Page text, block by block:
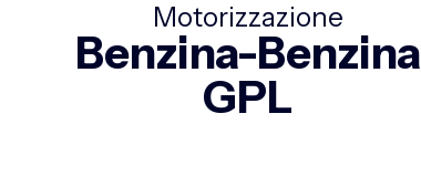
Motorizzazione
Benzina-Benzina
GPL